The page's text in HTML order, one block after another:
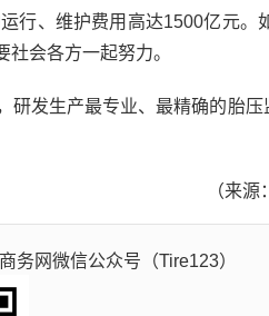
、维护费用高达1500亿元。
会各方一起努力。
发生产最专业、最精确的胎压
（来源
务网微信公众号（Tire123）